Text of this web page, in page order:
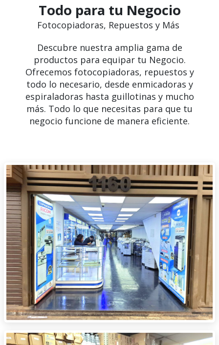
Todo para tu Negocio
Fotocopiadoras, Repuestos y Más
Descubre nuestra amplia gama de
productos para equipar tu Negocio.
Ofrecemos fotocopiadoras, repuestos y
todo lo necesario, desde enmicadoras y
espiraladoras hasta guillotinas y mucho
más. Todo lo que necesitas para que tu
negocio funcione de manera eficiente.